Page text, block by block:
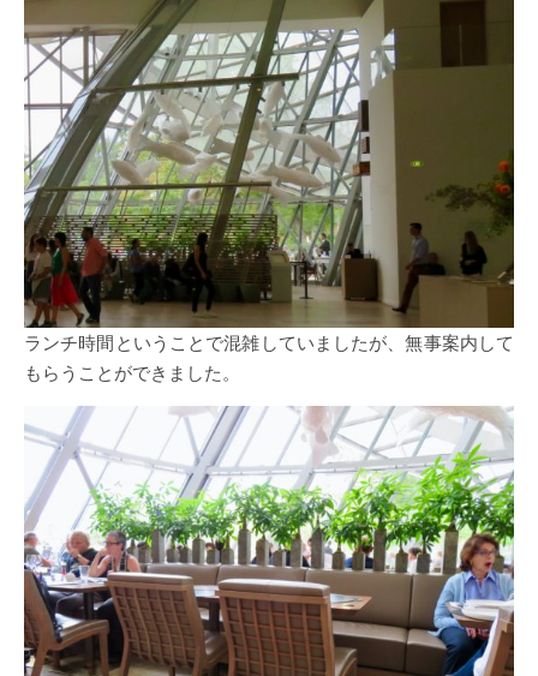
ランチ時間ということで混雑していましたが、無事案内して
もらうことができました。